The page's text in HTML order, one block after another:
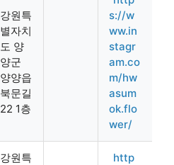
강원특
별자치
도 양
양군
양양읍
북문길
22 1층
s://w
ww.in
stagr
am.co
m/hw
asum
ok.flo
wer/
강원특
http